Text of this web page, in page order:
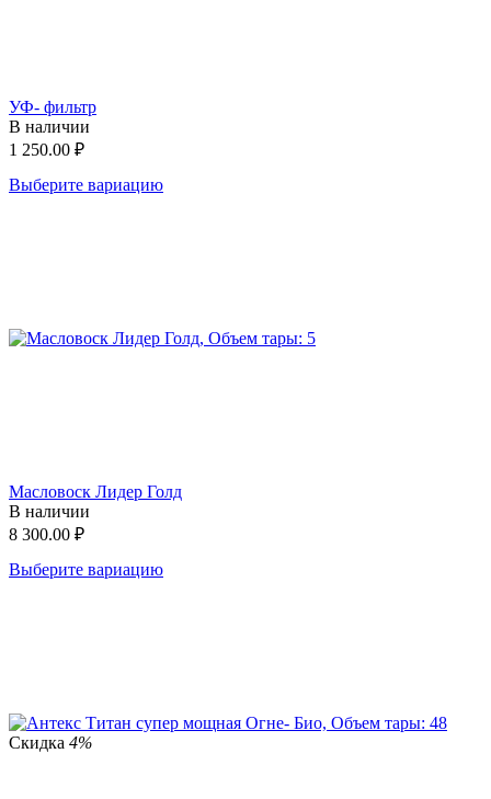
УФ- фильтр
В наличии
1 250.00 ₽
Выберите вариацию
Масловоск Лидер Голд
В наличии
8 300.00 ₽
Выберите вариацию
Скидка 4%